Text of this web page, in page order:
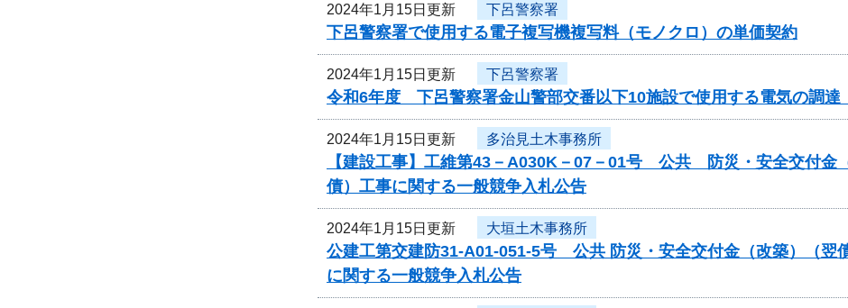
2024年1月15日更新 下呂警察署
下呂警察署で使用する電子複写機複写料（モノクロ）の単価契約
2024年1月15日更新 下呂警察署
令和6年度 下呂警察署金山警部交番以下10施設で使用する電気の調達
2024年1月15日更新 多治見土木事務所
【建設工事】工維第43－A030K－07－01号 公共 防災・安全交付金
債）工事に関する一般競争入札公告
2024年1月15日更新 大垣土木事務所
公建工第交建防31-A01-051-5号 公共 防災・安全交付金（改築）（
に関する一般競争入札公告